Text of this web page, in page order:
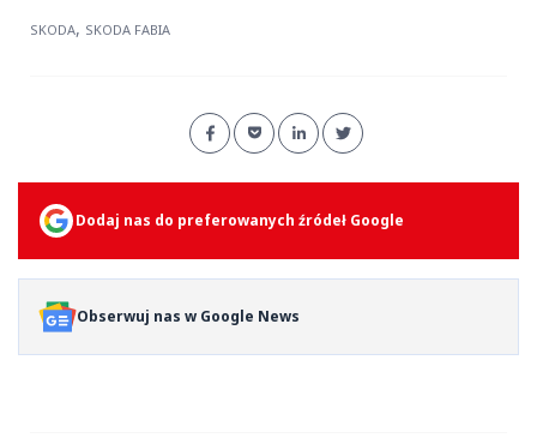
SKODA, SKODA FABIA
Dodaj nas do preferowanych źródeł Google
Obserwuj nas w Google News